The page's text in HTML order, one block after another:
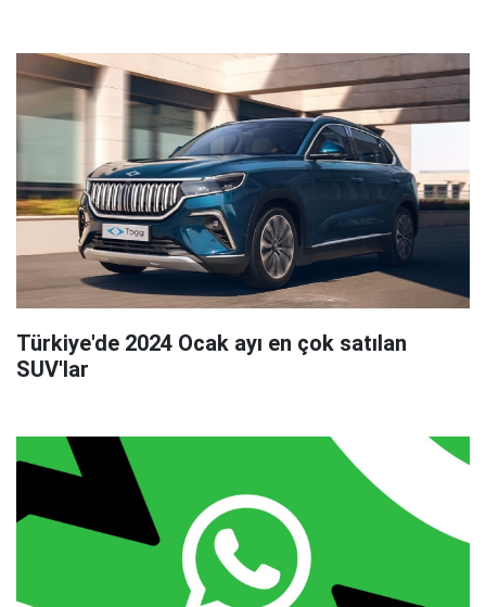
Türkiye'de 2024 Ocak ayı en çok satılan
SUV'lar